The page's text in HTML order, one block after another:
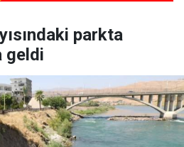
parkta
geldi